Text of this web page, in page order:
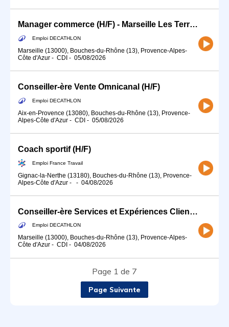
Manager commerce (H/F) - Marseille Les Terrasses du Port
Emploi DECATHLON
Marseille (13000), Bouches-du-Rhône (13), Provence-Alpes-
Côte d'Azur - CDI - 05/08/2026
Conseiller-ère Vente Omnicanal (H/F)
Emploi DECATHLON
Aix-en-Provence (13080), Bouches-du-Rhône (13), Provence-
Alpes-Côte d'Azur - CDI - 05/08/2026
Coach sportif (H/F)
Emploi France Travail
Gignac-la-Nerthe (13180), Bouches-du-Rhône (13), Provence-
Alpes-Côte d'Azur - - 04/08/2026
Conseiller-ère Services et Expériences Client (H/F) - CDI 35H - 2026
Emploi DECATHLON
Marseille (13000), Bouches-du-Rhône (13), Provence-Alpes-
Côte d'Azur - CDI - 04/08/2026
Page 1 de 7
Page Suivante